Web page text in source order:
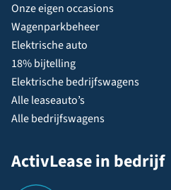
Onze eigen occasions
Wagenparkbeheer
Elektrische auto
18% bijtelling
Elektrische bedrijfswagens
Alle leaseauto’s
Alle bedrijfswagens
ActivLease in bedrijf